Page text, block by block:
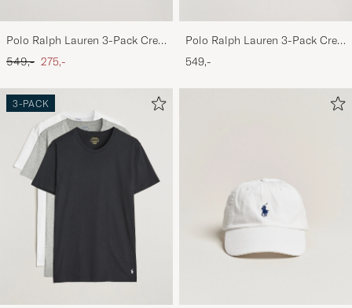
Polo Ralph Lauren 3-Pack Crew
Neck T-Shirt Navy
Ordinary pris
549,- Nedsat pris
275,-
Polo Ralph Lauren 3-Pack Crew
Neck T-Shirt Navy/Light
Navy/Elite Blue
549,-
3-PACK